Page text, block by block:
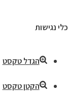
כלי נגישות
הגדל טקסט
הקטן טקסט